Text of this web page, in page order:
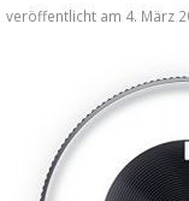
veröffentlicht am 4. März